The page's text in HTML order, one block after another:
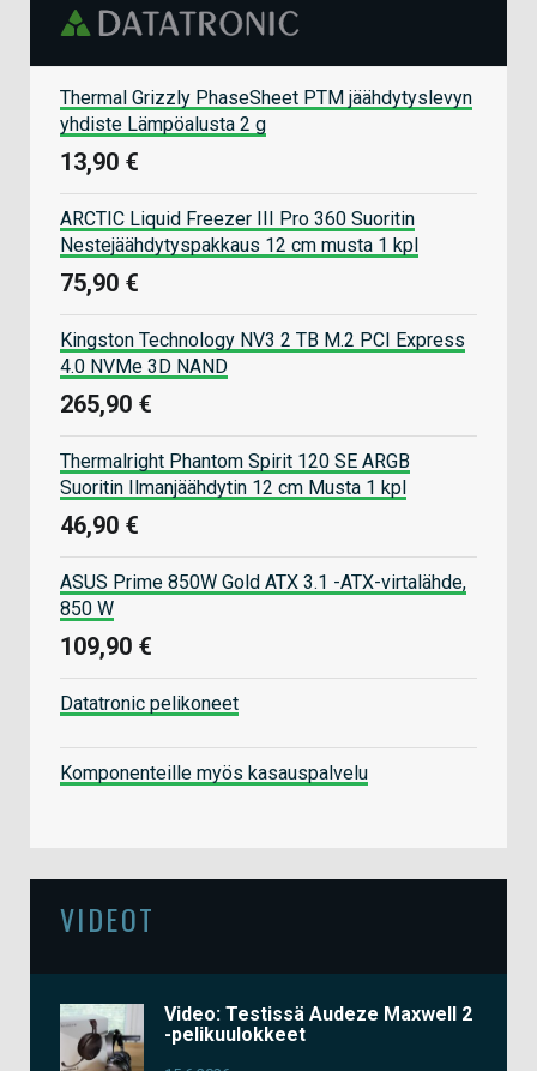
Thermal Grizzly PhaseSheet PTM jäähdytyslevyn
yhdiste Lämpöalusta 2 g
13,90 €
ARCTIC Liquid Freezer III Pro 360 Suoritin
Nestejäähdytyspakkaus 12 cm musta 1 kpl
75,90 €
Kingston Technology NV3 2 TB M.2 PCI Express
4.0 NVMe 3D NAND
265,90 €
Thermalright Phantom Spirit 120 SE ARGB
Suoritin Ilmanjäähdytin 12 cm Musta 1 kpl
46,90 €
ASUS Prime 850W Gold ATX 3.1 -ATX-virtalähde,
850 W
109,90 €
Datatronic pelikoneet
Komponenteille myös kasauspalvelu
VIDEOT
Video: Testissä Audeze Maxwell 2
-pelikuulokkeet